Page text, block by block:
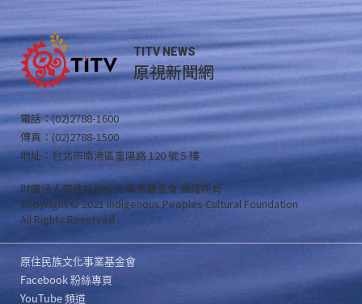
TITV NEWS
原視新聞網
電話：(02)2788-1600
傳真：(02)2788-1500
地址：台北市南港區重陽路 120 號 5 樓
財團法人原住民族文化事業基金會 版權所有
Copyright © 2021 Indigenous Peoples Cultural Foundation
All Rights Reserved .
原住民族文化事業基金會
Facebook 粉絲專頁
YouTube 頻道